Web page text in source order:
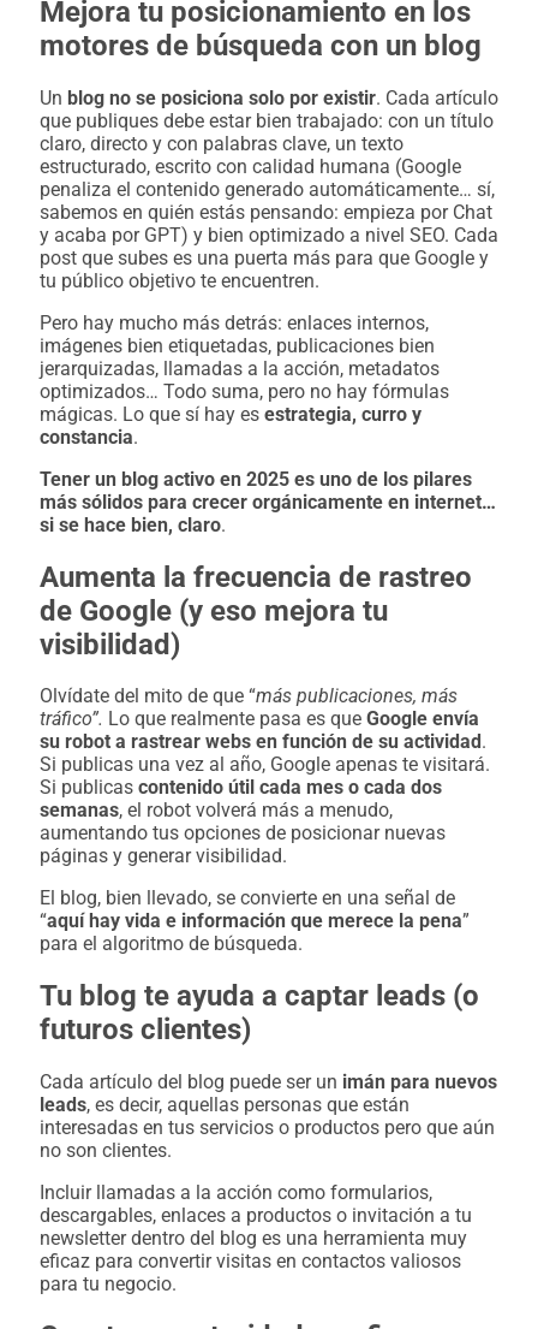
Mejora tu posicionamiento en los
motores de búsqueda con un blog
Un blog no se posiciona solo por existir. Cada artículo
que publiques debe estar bien trabajado: con un título
claro, directo y con palabras clave, un texto
estructurado, escrito con calidad humana (Google
penaliza el contenido generado automáticamente… sí,
sabemos en quién estás pensando: empieza por Chat
y acaba por GPT) y bien optimizado a nivel SEO. Cada
post que subes es una puerta más para que Google y
tu público objetivo te encuentren.
Pero hay mucho más detrás: enlaces internos,
imágenes bien etiquetadas, publicaciones bien
jerarquizadas, llamadas a la acción, metadatos
optimizados… Todo suma, pero no hay fórmulas
mágicas. Lo que sí hay es estrategia, curro y
constancia.
Tener un blog activo en 2025 es uno de los pilares
más sólidos para crecer orgánicamente en internet…
si se hace bien, claro.
Aumenta la frecuencia de rastreo
de Google (y eso mejora tu
visibilidad)
Olvídate del mito de que “más publicaciones, más
tráfico”. Lo que realmente pasa es que Google envía
su robot a rastrear webs en función de su actividad .
Si publicas una vez al año, Google apenas te visitará.
Si publicas contenido útil cada mes o cada dos
semanas, el robot volverá más a menudo,
aumentando tus opciones de posicionar nuevas
páginas y generar visibilidad.
El blog, bien llevado, se convierte en una señal de
“aquí hay vida e información que merece la pena”
para el algoritmo de búsqueda.
Tu blog te ayuda a captar leads (o
futuros clientes)
Cada artículo del blog puede ser un imán para nuevos
leads, es decir, aquellas personas que están
interesadas en tus servicios o productos pero que aún
no son clientes.
Incluir llamadas a la acción como formularios,
descargables, enlaces a productos o invitación a tu
newsletter dentro del blog es una herramienta muy
eficaz para convertir visitas en contactos valiosos
para tu negocio.